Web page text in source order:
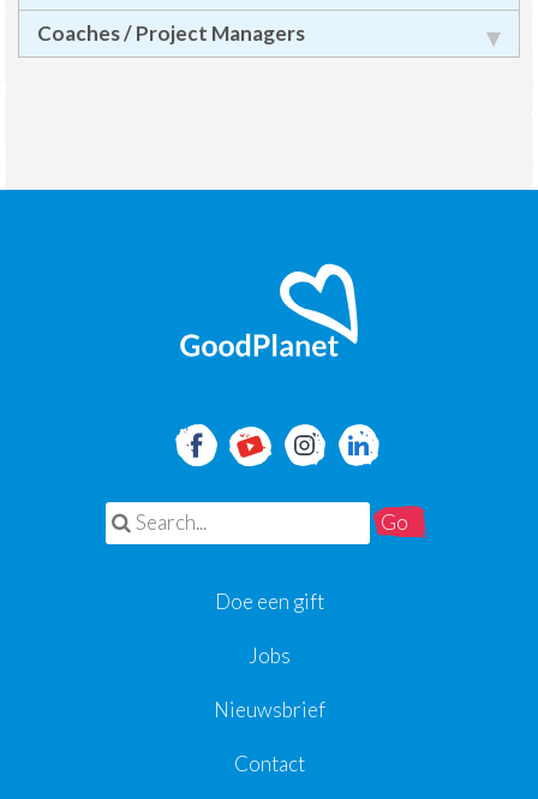
Coaches / Project Managers
Search for:
Doe een gift
Jobs
Nieuwsbrief
Contact